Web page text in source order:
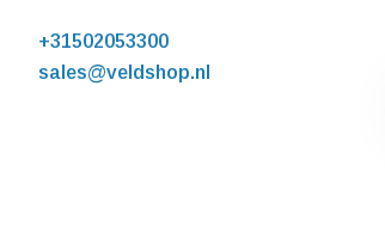
+31502053300
sales@veldshop.nl